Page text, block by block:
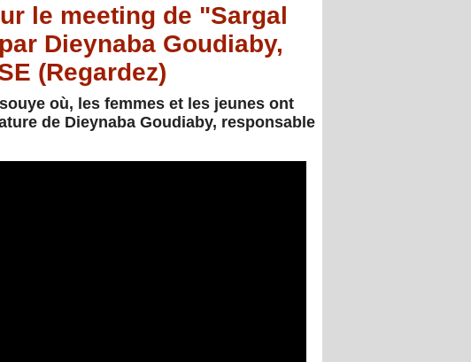
le meeting de "Sargal
Dieynaba Goudiaby,
(Regardez)
où, les femmes et les jeunes ont
de Dieynaba Goudiaby, responsable